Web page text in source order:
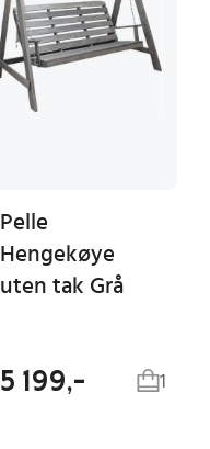
Pelle
Hengekøye
uten tak Grå
5 199,- 1